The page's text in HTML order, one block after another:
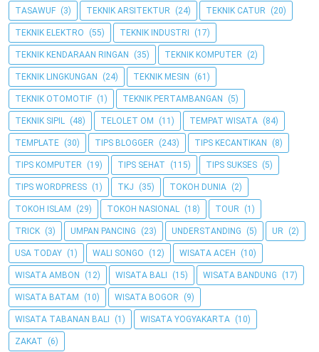
TASAWUF (3) TEKNIK ARSITEKTUR (24) TEKNIK CATUR (20)
TEKNIK ELEKTRO (55) TEKNIK INDUSTRI (17)
TEKNIK KENDARAAN RINGAN (35) TEKNIK KOMPUTER (2)
TEKNIK LINGKUNGAN (24) TEKNIK MESIN (61)
TEKNIK OTOMOTIF (1) TEKNIK PERTAMBANGAN (5)
TEKNIK SIPIL (48) TELOLET OM (11) TEMPAT WISATA (84)
TEMPLATE (30) TIPS BLOGGER (243) TIPS KECANTIKAN (8)
TIPS KOMPUTER (19) TIPS SEHAT (115) TIPS SUKSES (5)
TIPS WORDPRESS (1) TKJ (35) TOKOH DUNIA (2)
TOKOH ISLAM (29) TOKOH NASIONAL (18) TOUR (1)
TRICK (3) UMPAN PANCING (23) UNDERSTANDING (5) UR (2)
USA TODAY (1) WALI SONGO (12) WISATA ACEH (10)
WISATA AMBON (12) WISATA BALI (15) WISATA BANDUNG (17)
WISATA BATAM (10) WISATA BOGOR (9)
WISATA TABANAN BALI (1) WISATA YOGYAKARTA (10)
ZAKAT (6)